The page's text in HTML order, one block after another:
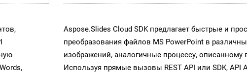
Aspose.Slides Cloud SDK предлагает быстрые и
преобразования файлов MS PowerPoint в
изображений, аналогичные процессу, описанному
Используя прямые вызовы REST API или SDK, API